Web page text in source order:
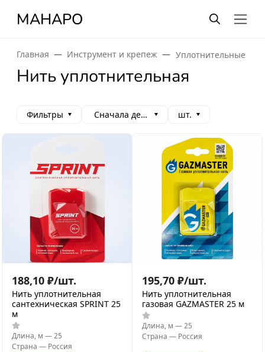
МАНАРО
Главная Инструмент и крепеж Уплотнительные
Нить уплотнительная
Фильтры Сначала дешевые шт.
188,10 ₽/шт.
Нить уплотнительная
сантехническая SPRINT 25
м
Длина, м —25
Страна — Россия
195,70 ₽/шт.
Нить уплотнительная
газовая GAZMASTER 25 м
Длина, м —25
Страна — Россия